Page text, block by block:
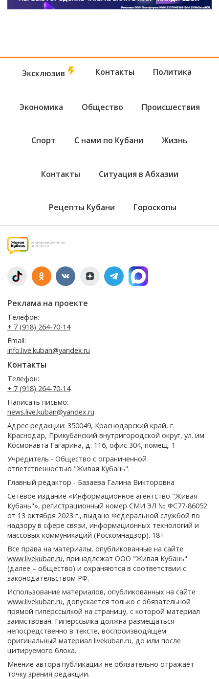
Эксклюзив Контакты Политика
Экономика Общество Происшествия
Спорт С нами по Кубани Жизнь
Контакты Ситуация в Абхазии
Рецепты Кубани Гороскопы
Реклама на проекте
Телефон:
+ 7 (918) 264-70-14
Email:
info.live.kuban@yandex.ru
Контакты
Телефон:
+ 7 (918) 264-70-14
Написать письмо:
news.live.kuban@yandex.ru
Адрес редакции: 350049, Краснодарский край, г.
Краснодар, Прикубанский внутригородской округ, ул. им.
Космонавта Гагарина, д. 116, офис 304, помещ. 1
Учредитель - Общество с ограниченной
ответственностью "Живая Кубань".
Главный редактор - Базаева Галина Викторовна
Сетевое издание «Информационное агентство "Живая
Кубань"», регистрационный номер СМИ ЭЛ № ФС77-86052
от 13 октября 2023 г., выдано Федеральной службой по
надзору в сфере связи, информационных технологий и
массовых коммуникаций (Роскомнадзор). 18+
Все права на материалы, опубликованные на сайте
www.livekuban.ru, принадлежат ООО "Живая Кубань"
(далее – общество) и охраняются в соответствии с
законодательством РФ.
Использование материалов, опубликованных на сайте
www.livekuban.ru, допускается только с обязательной
прямой гиперссылкой на страницу, с которой материал
заимствован. Гиперссылка должна размещаться
непосредственно в тексте, воспроизводящем
оригинальный материал livekuban.ru, до или после
цитируемого блока.
Мнение автора публикации не обязательно отражает
точку зрения редакции.